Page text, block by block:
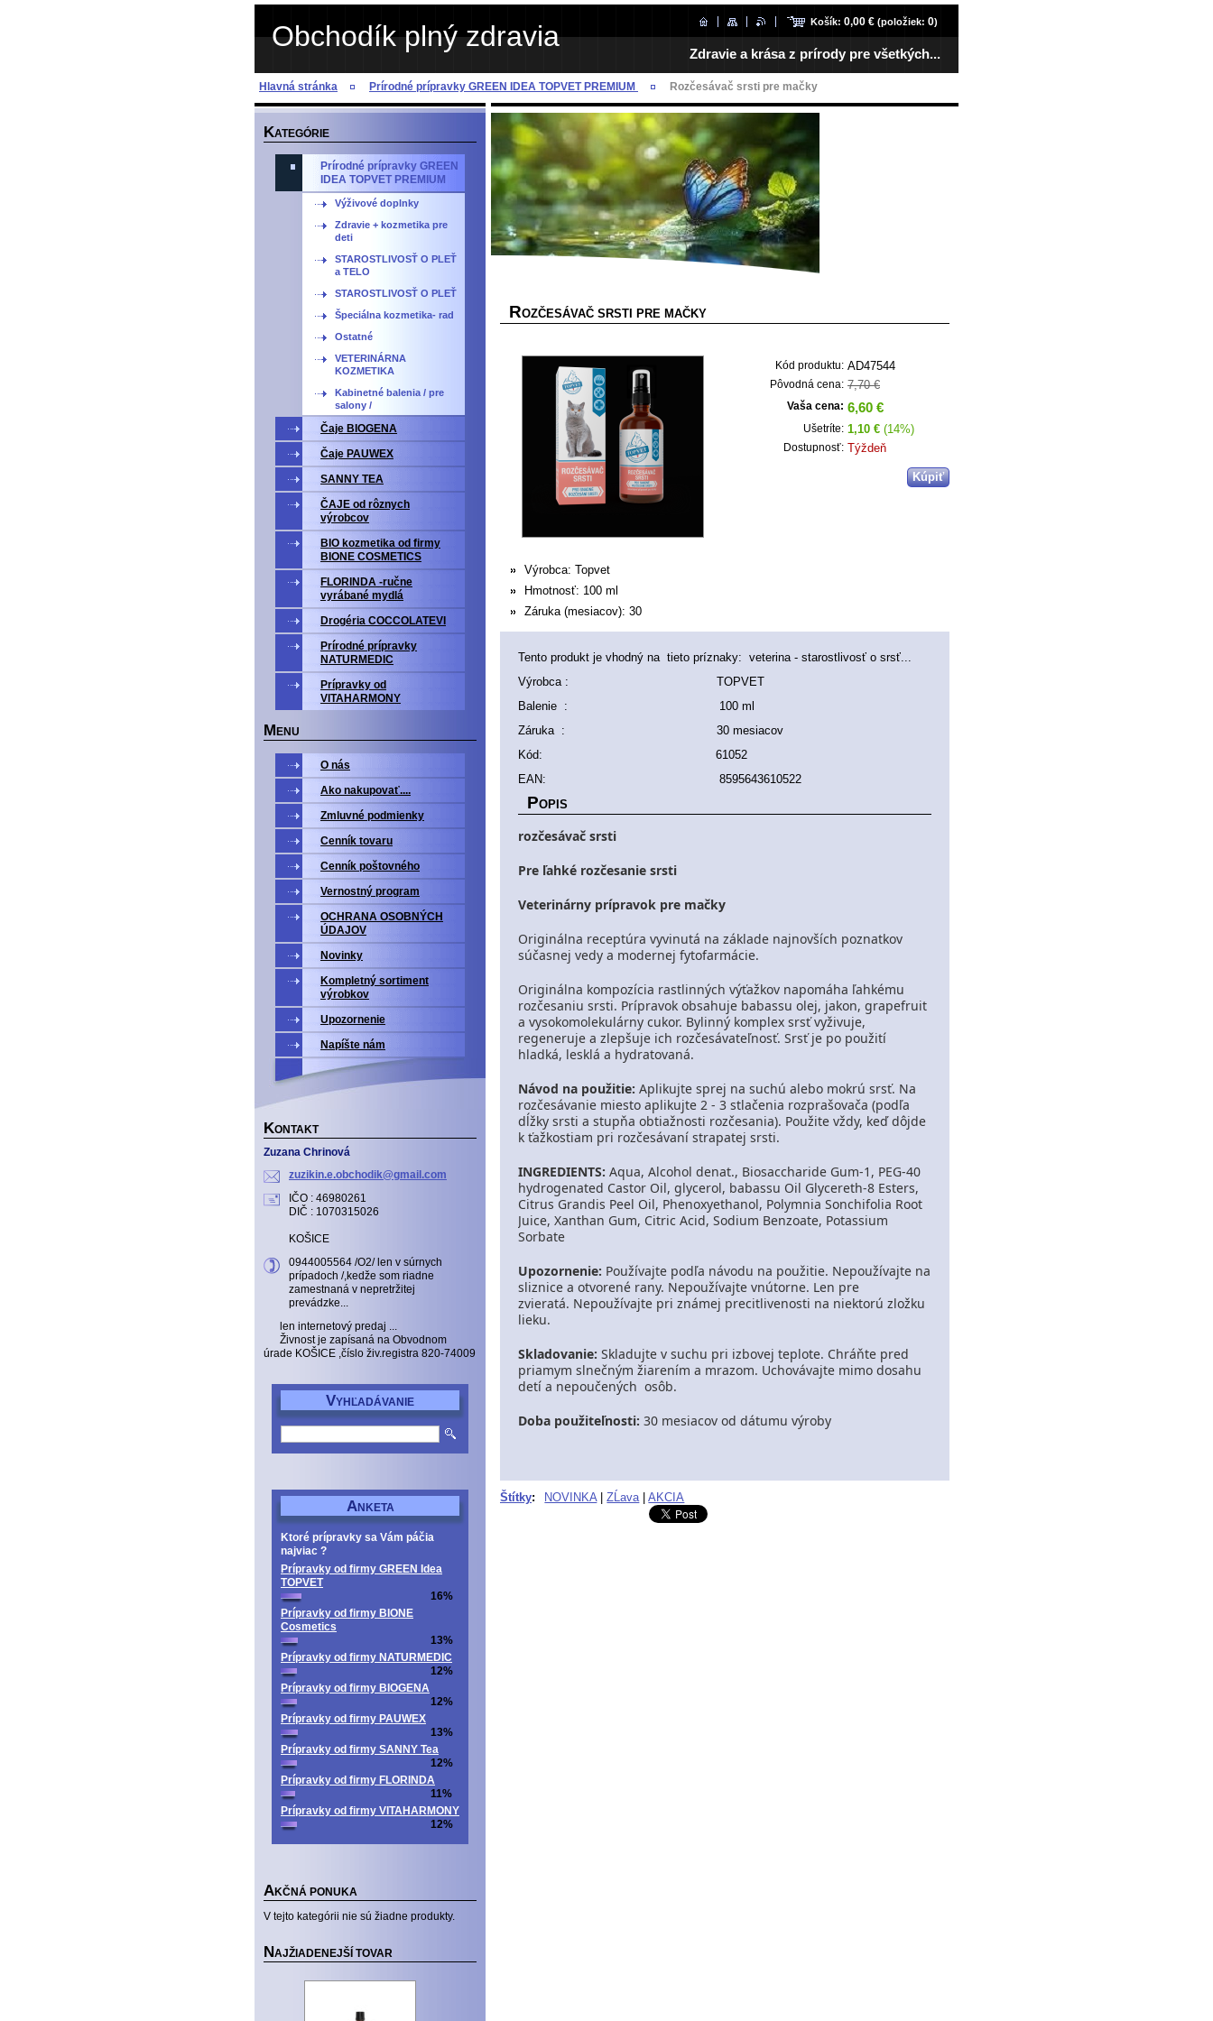
Obchodík plný zdravia Košík: 0,00 € (položiek: 0)
Zdravie a krása z prírody pre všetkých...
Hlavná stránka Prírodné prípravky GREEN IDEA TOPVET PREMIUM Rozčesávač srsti pre mačky
ROZČESÁVAČ SRSTI PRE MAČKY
Kód produktu: AD47544
Pôvodná cena: 7,70 €
Vaša cena: 6,60 €
Ušetríte: 1,10 € (14%)
Dostupnosť: Týždeň
Výrobca: Topvet
Hmotnosť: 100 ml
Záruka (mesiacov): 30
Tento produkt je vhodný na tieto príznaky: veterina - starostlivosť o srsť...
Výrobca : TOPVET
Balenie : 100 ml
Záruka : 30 mesiacov
Kód: 61052
EAN: 8595643610522
POPIS
rozčesávač srsti
Pre ľahké rozčesanie srsti
Veterinárny prípravok pre mačky
Originálna receptúra ​​vyvinutá na základe najnovších poznatkov
súčasnej vedy a modernej fytofarmácie.
Originálna kompozícia rastlinných výťažkov napomáha ľahkému
rozčesaniu srsti. Prípravok obsahuje babassu olej, jakon, grapefruit
a vysokomolekulárny cukor. Bylinný komplex srsť vyživuje,
regeneruje a zlepšuje ich rozčesávateľnosť. Srsť je po použití
hladká, lesklá a hydratovaná.
Návod na použitie: Aplikujte sprej na suchú alebo mokrú srsť. Na
rozčesávanie miesto aplikujte 2 - 3 stlačenia rozprašovača (podľa
dĺžky srsti a stupňa obtiažnosti rozčesania). Použite vždy, keď dôjde
k ťažkostiam pri rozčesávaní strapatej srsti.
INGREDIENTS: Aqua, Alcohol denat., Biosaccharide Gum-1, PEG-40
hydrogenated Castor Oil, glycerol, babassu Oil Glycereth-8 Esters,
Citrus Grandis Peel Oil, Phenoxyethanol, Polymnia Sonchifolia Root
Juice, Xanthan Gum, Citric Acid, Sodium Benzoate, Potassium
Sorbate
Upozornenie: Používajte podľa návodu na použitie. Nepoužívajte na
sliznice a otvorené rany. Nepoužívajte vnútorne. Len pre
zvieratá. Nepoužívajte pri známej precitlivenosti na niektorú zložku
lieku.
Skladovanie: Skladujte v suchu pri izbovej teplote. Chráňte pred
priamym slnečným žiarením a mrazom. Uchovávajte mimo dosahu
detí a nepoučených osôb.
Doba použiteľnosti: 30 mesiacov od dátumu výroby
Štítky: NOVINKA ZĹava AKCIA
KATEGÓRIE
Prírodné prípravky GREEN
IDEA TOPVET PREMIUM
Výživové doplnky
Zdravie + kozmetika pre
deti
STAROSTLIVOSŤ O PLEŤ
a TELO
STAROSTLIVOSŤ O PLEŤ
Špeciálna kozmetika- rad
Ostatné
VETERINÁRNA
KOZMETIKA
Kabinetné balenia / pre
salony /
Čaje BIOGENA
Čaje PAUWEX
SANNY TEA
ČAJE od rôznych
výrobcov
BIO kozmetika od firmy
BIONE COSMETICS
FLORINDA -ručne
vyrábané mydlá
Drogéria COCCOLATEVI
Prírodné prípravky
NATURMEDIC
Prípravky od
VITAHARMONY
M ENU
O nás
Ako nakupovať....
Zmluvné podmienky
Cenník tovaru
Cenník poštovného
Vernostný program
OCHRANA OSOBNÝCH
ÚDAJOV
Novinky
Kompletný sortiment
výrobkov
Upozornenie
Napíšte nám
KONTAKT
Zuzana Chrinová
zuzikin.e.obchod ik@gmail .com
IČO : 46980261
DIČ : 1070315026
KOŠICE
0944005564 /O2/ len v súrnych
prípadoch /,kedže som riadne
zamestnaná v nepretržitej
prevádzke...
len internetový predaj ...
Živnost je zapísaná na Obvodnom
úrade KOŠICE ,číslo živ.registra 820-74009
VYHĽADÁVANIE
ANKETA
Ktoré prípravky sa Vám páčia
najviac ?
Prípravky od firmy GREEN Idea
TOPVET
16%
Prípravky od firmy BIONE
Cosmetics
13%
Prípravky od firmy NATURMEDIC
12%
Prípravky od firmy BIOGENA
12%
Prípravky od firmy PAUWEX
13%
Prípravky od firmy SANNY Tea
12%
Prípravky od firmy FLORINDA
11%
Prípravky od firmy VITAHARMONY
12%
AKČNÁ PONUKA
V tejto kategórii nie sú žiadne produkty.
NAJŽIADENEJŠÍ TOVAR